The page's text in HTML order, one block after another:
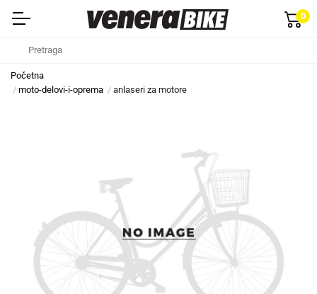
0
Početna
moto-delovi-i-oprema
anlaseri za motore